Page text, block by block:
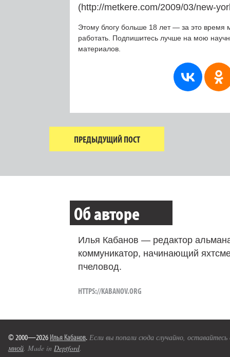
(http://metkere.com/2009/03/new-
Этому блогу больше 18 лет — за это время
работать. Подпишитесь лучше на мою
материалов.
ПРЕДЫДУЩИЙ ПОСТ
Об авторе
Илья Кабанов — редактор
коммуникатор, начинающий
пчеловод.
HTTPS://KABANOV.ORG
© 2000—2026 Илья Кабанов. Если вы попали сюда случайно,
мной. Made in Deptford.